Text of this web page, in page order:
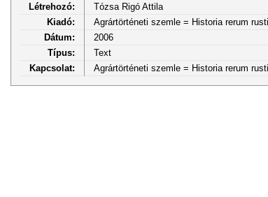
Létrehozó:
Tózsa Rigó Attila
Kiadó:
Agrártörténeti szemle = Historia rerum
Dátum:
2006
Típus:
Text
Kapcsolat:
Agrártörténeti szemle = Historia rerum